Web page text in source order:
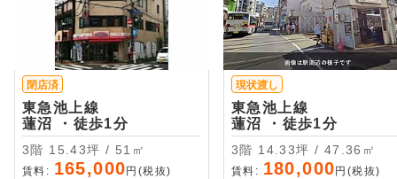
閉店済
東急池上線
蓮沼 ・徒歩1分
3階 15.43坪 / 51㎡
賃料: 165,000 円(税抜)
現状渡し
東急池上線
蓮沼 ・徒歩1分
3階 14.33坪 / 47.36㎡
賃料: 180,000 円(税抜)